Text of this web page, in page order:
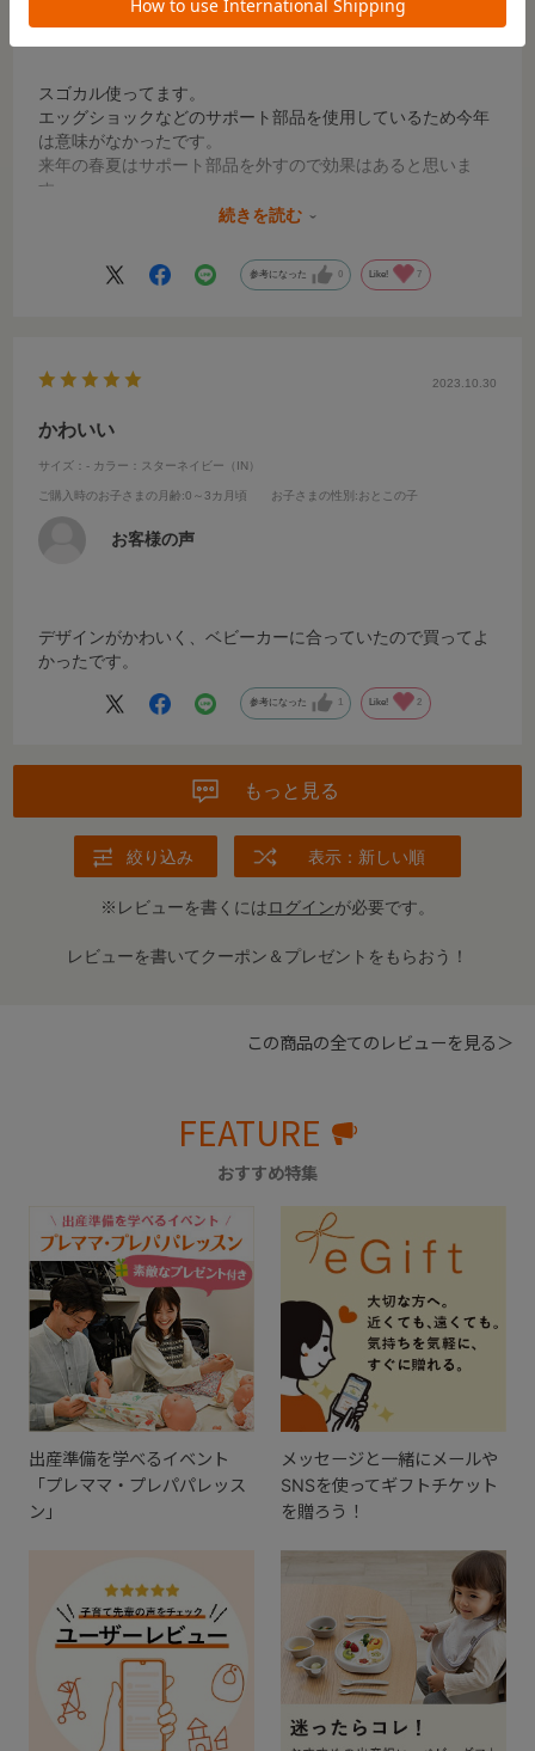
スゴカル使ってます。
エッグショックなどのサポート部品を使用しているため今年
は意味がなかったです。
来年の春夏はサポート部品を外すので効果はあると思いま
す。
洗濯後もすぐに乾きますし、純正品なので取り付けも簡単で
続きを読む
参考になった 0 Like! 7
2023.10.30
かわいい
サイズ：- カラー：スターネイビー（IN）
ご購入時のお子さまの月齢:0～3カ月頃 お子さまの性別 :おとこの子
お客様の声
デザインがかわいく、ベビーカーに合っていたので買ってよ
かったです。
参考になった 1 Like! 2
もっと見る
絞り込み 表示：新しい順
※レビューを書くにはログインが必要です。
レビューを書いてクーポン＆プレゼントをもらおう！
この商品の全てのレビューを見る＞
FEATURE
おすすめ特集
出産準備を学べるイベント
「プレママ・プレパパレッス
ン」
メッセージと一緒にメールや
SNSを使ってギフトチケット
を贈ろう！